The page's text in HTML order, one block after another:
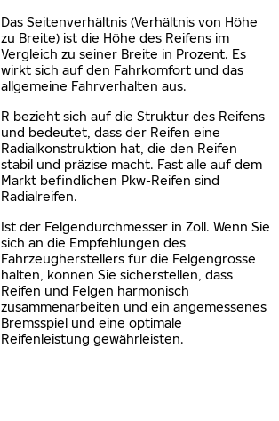
Das Seitenverhältnis (Verhältnis von Höhe
zu Breite) ist die Höhe des Reifens im
Vergleich zu seiner Breite in Prozent. Es
wirkt sich auf den Fahrkomfort und das
allgemeine Fahrverhalten aus.
R bezieht sich auf die Struktur des Reifens
und bedeutet, dass der Reifen eine
Radialkonstruktion hat, die den Reifen
stabil und präzise macht. Fast alle auf dem
Markt befindlichen Pkw-Reifen sind
Radialreifen.
Ist der Felgendurchmesser in Zoll. Wenn Sie
sich an die Empfehlungen des
Fahrzeugherstellers für die Felgengrösse
halten, können Sie sicherstellen, dass
Reifen und Felgen harmonisch
zusammenarbeiten und ein angemessenes
Bremsspiel und eine optimale
Reifenleistung gewährleisten.